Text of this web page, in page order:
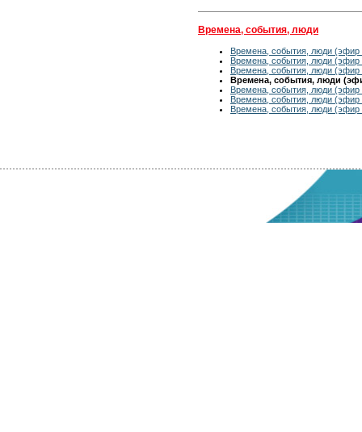
Времена, события, люди
Времена, события, люди (эфир
Времена, события, люди (эфир
Времена, события, люди (эфир
Времена, события, люди
Времена, события, люди (эфир
Времена, события, люди (эфир
Времена, события, люди (эфир